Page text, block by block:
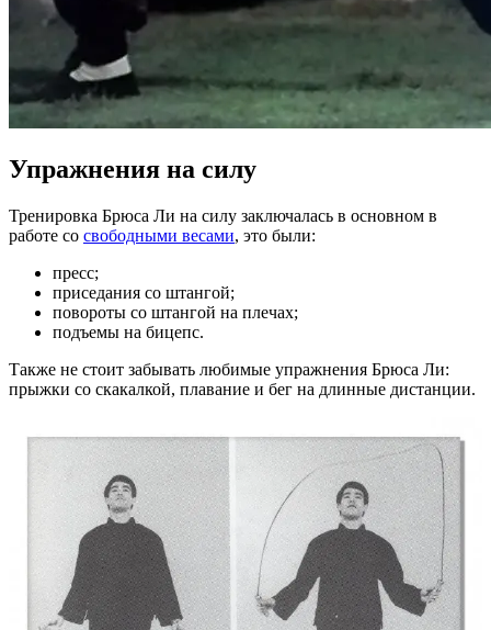
Упражнения на силу
Тренировка Брюса Ли на силу заключалась в основном в
работе со свободными весами, это были:
пресс;
приседания со штангой;
повороты со штангой на плечах;
подъемы на бицепс.
Также не стоит забывать любимые упражнения Брюса Ли:
прыжки со скакалкой, плавание и бег на длинные дистанции.